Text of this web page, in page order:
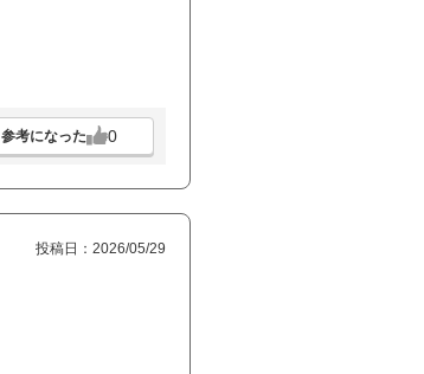
参考になった 0
投稿日：2026/05/29